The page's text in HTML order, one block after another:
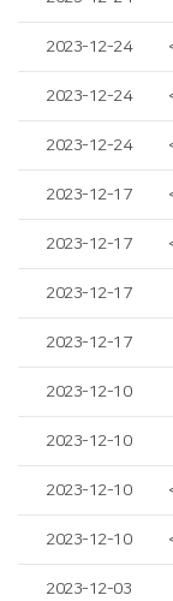
2023-12-24
2023-12-24
2023-12-24
2023-12-17
2023-12-17
2023-12-17
2023-12-17
2023-12-10
2023-12-10
2023-12-10
2023-12-10
2023-12-03